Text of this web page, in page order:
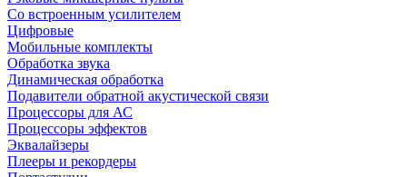
Со встроенным усилителем
Цифровые
Мобильные комплекты
Обработка звука
Динамическая обработка
Подавители обратной акустической связи
Процессоры для АС
Процессоры эффектов
Эквалайзеры
Плееры и рекордеры